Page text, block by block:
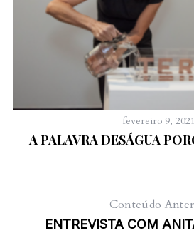
fevereiro 9, 2021
A PALAVRA DESÁGUA
Conteúdo
ENTREVISTA COM